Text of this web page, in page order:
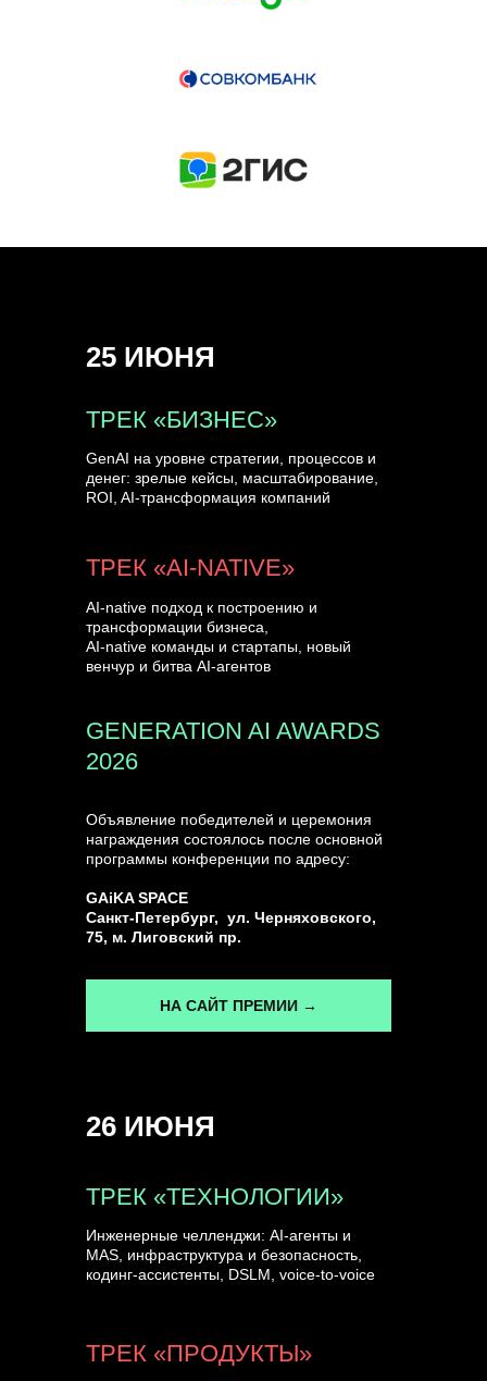
Объявление победителей и церемония
награждения состоялось после основной
программы конференции по адресу:
GAiKA SPACE
Санкт-Петербург, ул. Черняховского,
75, м. Лиговский пр.
ТРЕК «БИЗНЕС»
GENERATION AI AWARDS
2026
GenAI на уровне стратегии, процессов и
денег: зрелые кейсы, масштабирование,
ROI, AI-трансформация компаний
AI-native подход к построению и
трансформации бизнеса,
AI-native команды и стартапы, новый
венчур и битва AI-агентов
ТРЕК «AI-NATIVE»
25 ИЮНЯ
26 ИЮНЯ
ТРЕК «ПРОДУКТЫ»
Инженерные челленджи: AI-агенты и
MAS, инфраструктура и безопасность,
кодинг-ассистенты, DSLM, voice-to-voice
ТРЕК «ТЕХНОЛОГИИ»
НА САЙТ ПРЕМИИ →
CONVERSATIONS